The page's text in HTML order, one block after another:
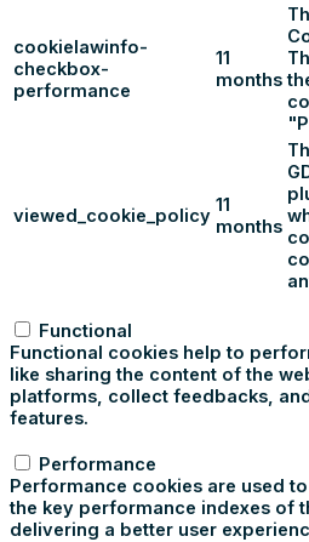
cookielawinfo-
checkbox-
performance
11
months
viewed_cookie_policy 11
months
Functional
Functional cookies help to
like sharing the content of the
platforms, collect feedbacks,
features.
Performance
Performance cookies are used
the key performance indexes of
delivering a better user